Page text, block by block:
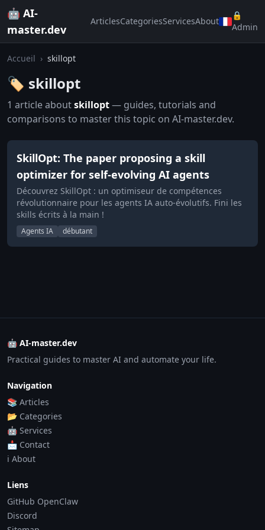
🤖 AI-
master.dev
ArticlesCategoriesServicesAbout
🔒
Admin
Accueil › skillopt
🏷️ skillopt
1 article aboutskillopt— guides, tutorials and
comparisons to master this topic on AI-master.dev.
SkillOpt: The paper proposing a skill
optimizer for self-evolving AI agents
Découvrez SkillOpt : un optimiseur de compétences
révolutionnaire pour les agents IA auto-évolutifs. Fini les
skills écrits à la main !
Agents IA débutant
🤖 AI-master.dev
Practical guides to master AI and automate your life.
Navigation
📚 Articles
📂 Categories
🤖 Services
📩 Contact
ℹ️ About
Liens
GitHub OpenClaw
Discord